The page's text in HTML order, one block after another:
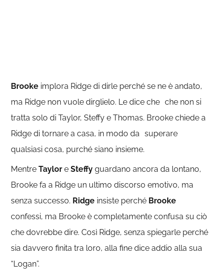
Brooke implora Ridge di dirle perché se ne è andato,
ma Ridge non vuole dirglielo. Le dice che che non si
tratta solo di Taylor, Steffy e Thomas. Brooke chiede a
Ridge di tornare a casa, in modo da superare
qualsiasi cosa, purché siano insieme.
MentreTaylor eSteffy guardano ancora da lontano,
Brooke fa a Ridge un ultimo discorso emotivo, ma
senza successo. Ridge insiste perché Brooke
confessi, ma Brooke è completamente confusa su ciò
che dovrebbe dire. Così Ridge, senza spiegarle perché
sia davvero finita tra loro, alla fine dice addio alla sua
“Logan”.